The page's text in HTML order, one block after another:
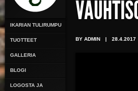
IKARIAN TULIRUMPU
TUOTTEET
GALLERIA
BLOGI
LOGOSTA JA
BY ADMIN | 28.4.2017